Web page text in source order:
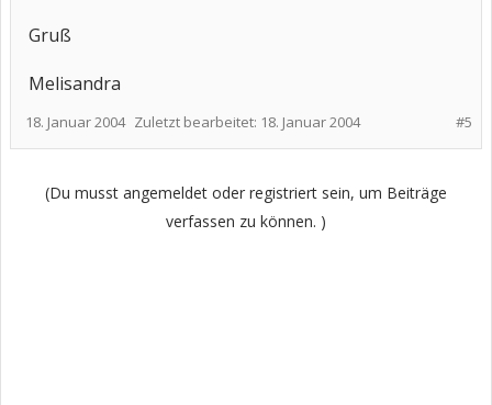
Gruß
Melisandra
#5
18. Januar 2004 Zuletzt bearbeitet: 18. Januar 2004
(Du musst angemeldet oder registriert sein, um Beiträge
verfassen zu können. )